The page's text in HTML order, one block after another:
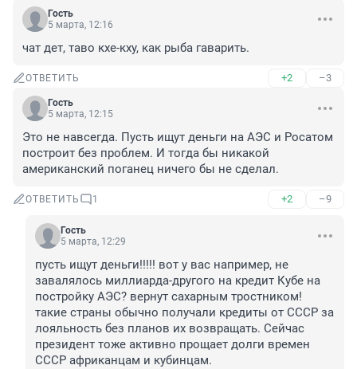
Гость
5 марта, 12:16
чат дет, таво кхе-кху, как рыба гаварить.
ОТВЕТИТЬ +2 –3
Гость
5 марта, 12:15
Это не навсегда. Пусть ищут деньги на АЭС и Росатом
построит без проблем. И тогда бы никакой
американский поганец ничего бы не сделал.
ОТВЕТИТЬ 1 +2 –9
Гость
5 марта, 12:29
пусть ищут деньги!!!!! вот у вас например, не
завалялось миллиарда-другого на кредит Кубе на
постройку АЭС? вернут сахарным тростником!
такие страны обычно получали кредиты от СССР за
лояльность без планов их возвращать. Сейчас
президент тоже активно прощает долги времен
СССР африканцам и кубинцам.